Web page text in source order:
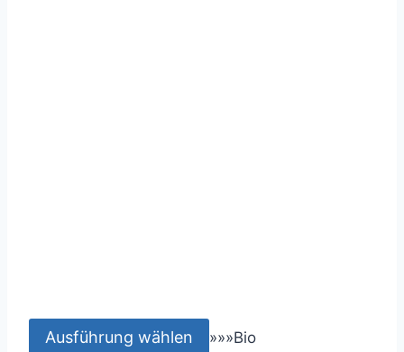
Ausführung wählen »»»Bio